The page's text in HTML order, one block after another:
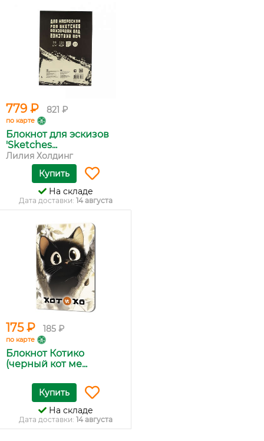
779 ₽ 821 ₽
по карте
Блокнот для эскизов
'Sketches...
Лилия Холдинг
Купить
На складе
Дата доставки: 14 августа
175 ₽ 185 ₽
по карте
Блокнот Котико
(черный кот ме...
Купить
На складе
Дата доставки: 14 августа